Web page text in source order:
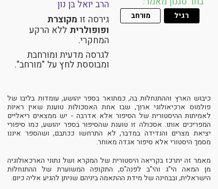
רגיל מורחב
הרב יואל בן נון
גירסה זו מקוצרת
ופופולרית ללא הרקע
המחקרי.
לגרסה מדעית ומורחבת
ומבוססת לחץ על "מורחב".
כיבוש הארץ וההתנחלות בה, כמתואר בספר יהושע, עומדות בליבו של
פולמוס ארכיאולוגי ארוך, שבו אחת האסכולות טוענת שאין ראיות
לאמיתות ההיסטורית של הסיפור אלא אדרבה - יש ממצאים ריאליים
המפריכים אותו. אסכולה זו טוענת שהסיפור בספר יהושע, כמו סיפורי
יציאת מצרים והנדידה במדבר, לא התרחשו ככתבם, ושהספר איננו
מסמך היסטורי אלא סיפור אגדה מאוחר.
מאמר זה יתרכז בקריאה היסטורית של המקרא ושל נתוני הארכאולוגיה
מן המאה הי"ג והי"ב לפנה"ס, התקופה המשוערת של ההתנחלות
הישראלית, ובבחינה של מידת ההתאמה ביניהם שניתן להגיע אליה כיום.